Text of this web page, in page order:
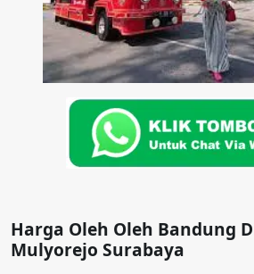
Harga Oleh Oleh Bandung
Mulyorejo Surabaya